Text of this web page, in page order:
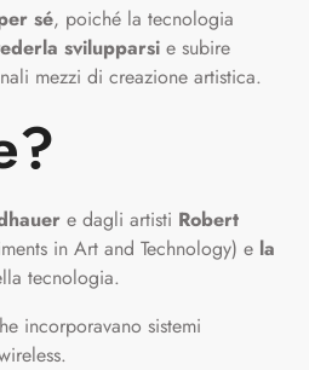
sé, poiché la tecnologia
svilupparsi e subire
mezzi di creazione artistica.
e dagli artisti Robert
in Art and Technology) e la
tecnologia.
incorporavano sistemi